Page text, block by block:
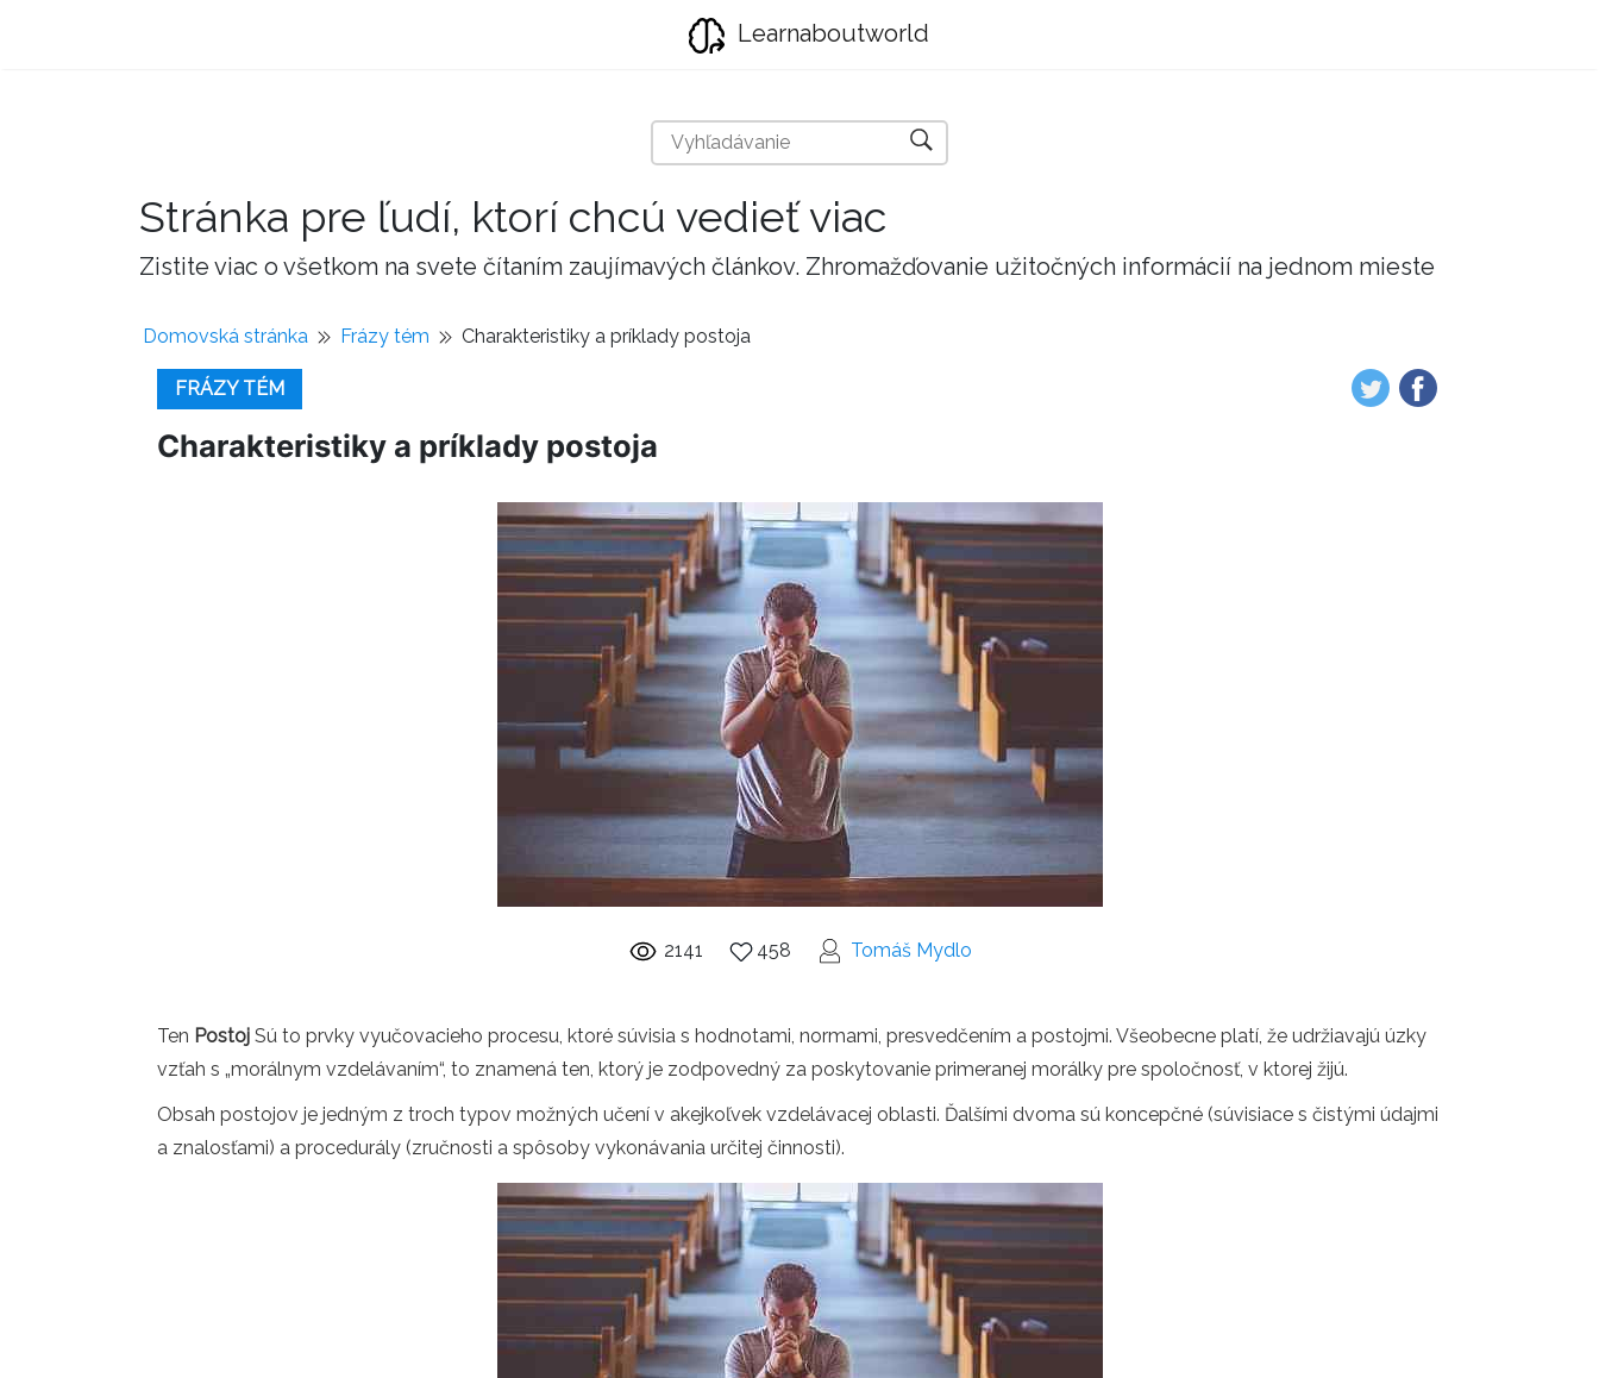
Learnaboutworld
Stránka pre ľudí, ktorí chcú vedieť viac
Zistite viac o všetkom na svete čítaním zaujímavých článkov. Zhromažďovanie užitočných informácií na jednom mieste
Domovská stránka Frázy tém Charakteristiky a príklady postoja
FRÁZY TÉM
Charakteristiky a príklady postoja
2141 458 Tomáš Mydlo
Ten Postoj Sú to prvky vyučovacieho procesu, ktoré súvisia s hodnotami, normami, presvedčením a postojmi. Všeobecne platí, že udržiavajú úzky
vzťah s „morálnym vzdelávaním“, to znamená ten, ktorý je zodpovedný za poskytovanie primeranej morálky pre spoločnosť, v ktorej žijú.
Obsah postojov je jedným z troch typov možných učení v akejkoľvek vzdelávacej oblasti. Ďalšími dvoma sú koncepčné (súvisiace s čistými údajmi
a znalosťami) a procedurály (zručnosti a spôsoby vykonávania určitej činnosti).